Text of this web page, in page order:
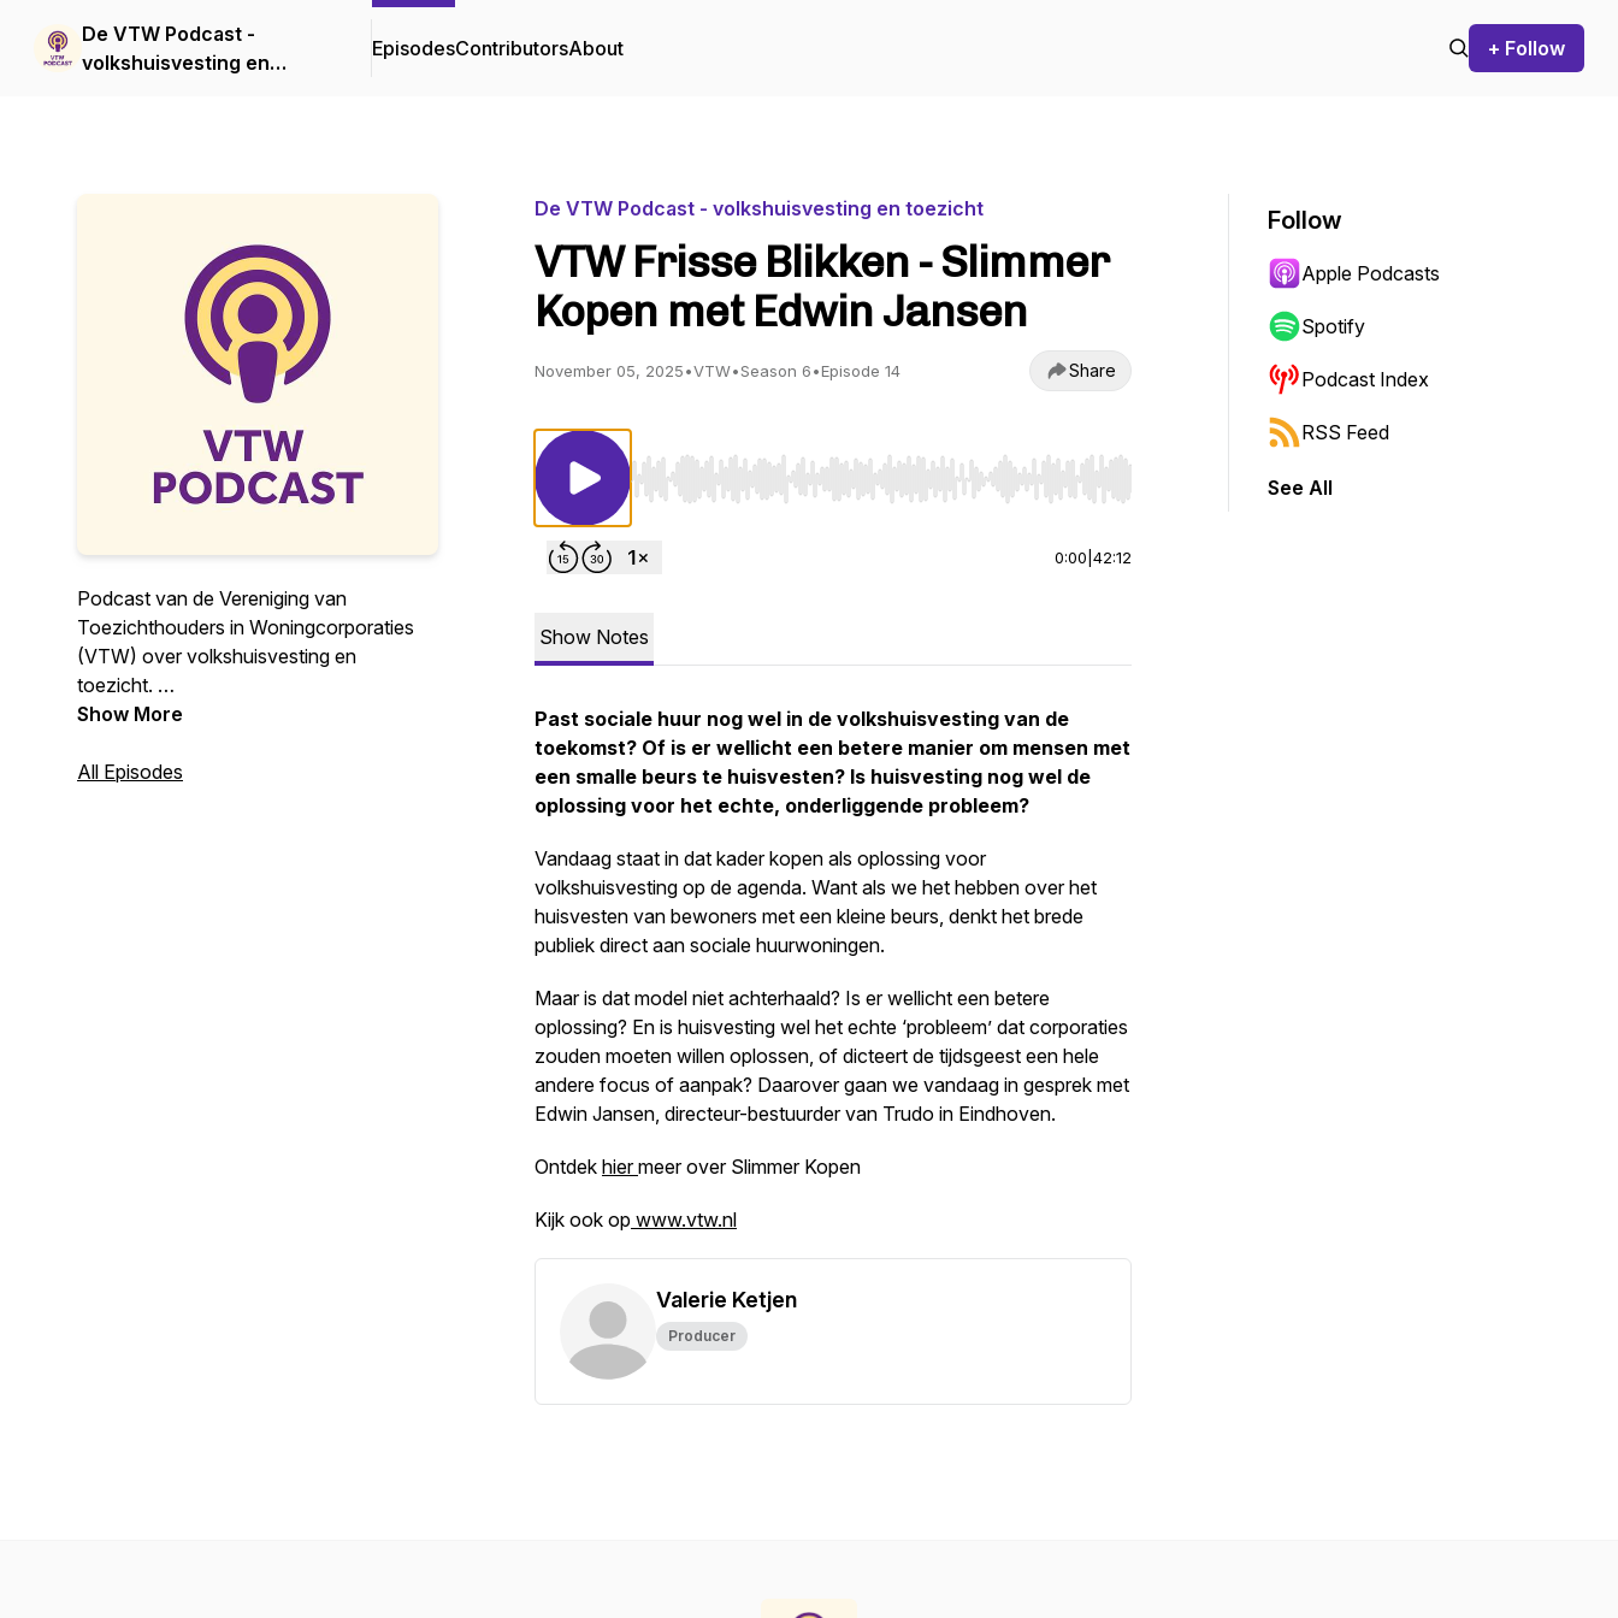
De VTW Podcast -
volkshuisvesting en
EpisodesContributorsAbout + Follow
Podcast van de Vereniging van
Toezichthouders in Woningcorporaties
(VTW) over volkshuisvesting en
toezicht.
De podcast waarin we jullie regelmatig
onze sector. Met interessante gasten
Show More
All Episodes
De VTW Podcast - volkshuisvesting en toezicht
VTW Frisse Blikken - Slimmer
Kopen met Edwin Jansen
November 05, 2025•VTW•Season 6•Episode 14 Share
Use Left/Right to seek, Home/End to jump to start or end. Hold shift to jump forward or backward.
0:00 42:12
Show Notes
Past sociale huur nog wel in de volkshuisvesting van de
toekomst? Of is er wellicht een betere manier om mensen met
een smalle beurs te huisvesten? Is huisvesting nog wel de
oplossing voor het echte, onderliggende probleem?
Vandaag staat in dat kader kopen als oplossing voor
volkshuisvesting op de agenda. Want als we het hebben over het
huisvesten van bewoners met een kleine beurs, denkt het brede
publiek direct aan sociale huurwoningen.
Maar is dat model niet achterhaald? Is er wellicht een betere
oplossing? En is huisvesting wel het echte ‘probleem’ dat corporaties
zouden moeten willen oplossen, of dicteert de tijdsgeest een hele
andere focus of aanpak? Daarover gaan we vandaag in gesprek met
Edwin Jansen, directeur-bestuurder van Trudo in Eindhoven.
Ontdek hiermeer over Slimmer Kopen
Kijk ook op www.vtw.nl
Valerie Ketjen
Producer
Follow
Apple Podcasts
Spotify
Podcast Index
RSS Feed
See All